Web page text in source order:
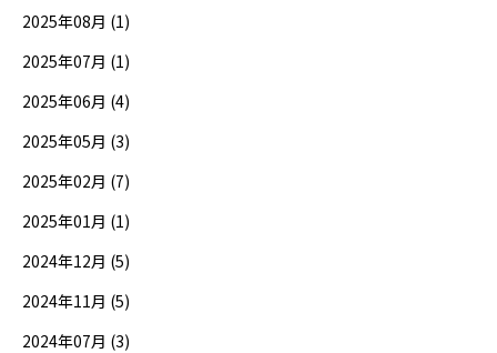
2025年08月 (1)
2025年07月 (1)
2025年06月 (4)
2025年05月 (3)
2025年02月 (7)
2025年01月 (1)
2024年12月 (5)
2024年11月 (5)
2024年07月 (3)